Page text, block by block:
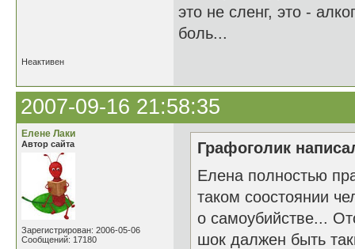
это не сленг, это -
боль...
Неактивен
2007-09-16 21:58:35
Елене Лаки
Автор сайта
Зарегистрирован: 2006-05-06
Сообщений: 17180
Графоголик
Елена полностью
таком соостоянии
о самоубийстве...
шок далжен быть